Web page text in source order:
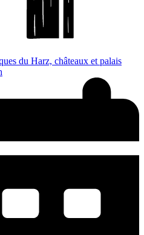
du Harz, châteaux et palais